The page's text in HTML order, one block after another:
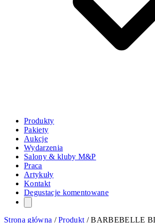
Produkty
Pakiety
Aukcje
Wydarzenia
Salony & kluby M&P
Praca
Artykuły
Kontakt
Degustacje komentowane
Strona główna /Produkt /BARBEBELLE